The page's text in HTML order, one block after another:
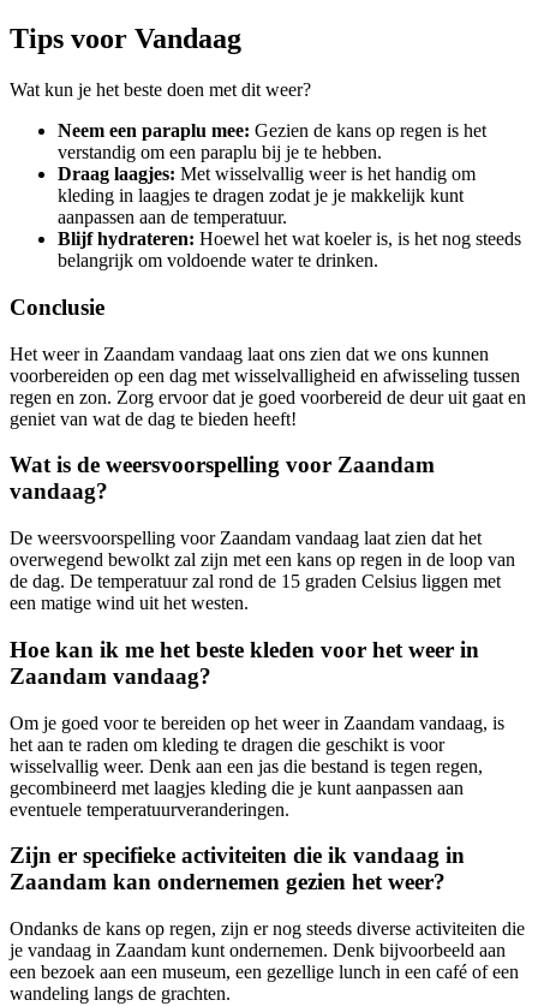
Tips voor Vandaag
Wat kun je het beste doen met dit weer?
Neem een paraplu mee: Gezien de kans op regen is het
verstandig om een paraplu bij je te hebben.
Draag laagjes: Met wisselvallig weer is het handig om
kleding in laagjes te dragen zodat je je makkelijk kunt
aanpassen aan de temperatuur.
Blijf hydrateren: Hoewel het wat koeler is, is het nog steeds
belangrijk om voldoende water te drinken.
Conclusie
Het weer in Zaandam vandaag laat ons zien dat we ons kunnen
voorbereiden op een dag met wisselvalligheid en afwisseling tussen
regen en zon. Zorg ervoor dat je goed voorbereid de deur uit gaat en
geniet van wat de dag te bieden heeft!
Wat is de weersvoorspelling voor Zaandam
vandaag?
De weersvoorspelling voor Zaandam vandaag laat zien dat het
overwegend bewolkt zal zijn met een kans op regen in de loop van
de dag. De temperatuur zal rond de 15 graden Celsius liggen met
een matige wind uit het westen.
Hoe kan ik me het beste kleden voor het weer in
Zaandam vandaag?
Om je goed voor te bereiden op het weer in Zaandam vandaag, is
het aan te raden om kleding te dragen die geschikt is voor
wisselvallig weer. Denk aan een jas die bestand is tegen regen,
gecombineerd met laagjes kleding die je kunt aanpassen aan
eventuele temperatuurveranderingen.
Zijn er specifieke activiteiten die ik vandaag in
Zaandam kan ondernemen gezien het weer?
Ondanks de kans op regen, zijn er nog steeds diverse activiteiten die
je vandaag in Zaandam kunt ondernemen. Denk bijvoorbeeld aan
een bezoek aan een museum, een gezellige lunch in een café of een
wandeling langs de grachten.